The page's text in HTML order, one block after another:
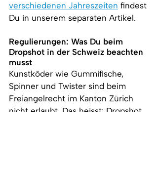
verschiedenen Jahreszeiten findest
Du in unserem separaten Artikel.
Regulierungen: Was Du beim
Dropshot in der Schweiz beachten
musst
Kunstköder wie Gummifische,
Spinner und Twister sind beim
Freiangelrecht im Kanton Zürich
nicht erlaubt. Das heisst: Dropshot